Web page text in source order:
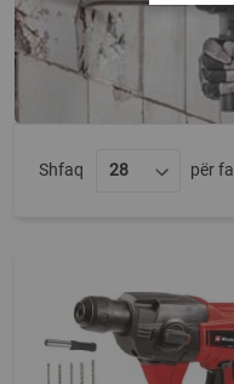
Shfaq për